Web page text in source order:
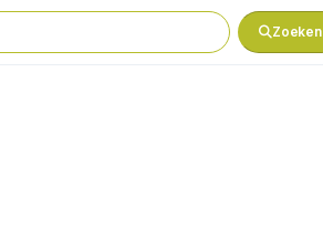
Zoeken